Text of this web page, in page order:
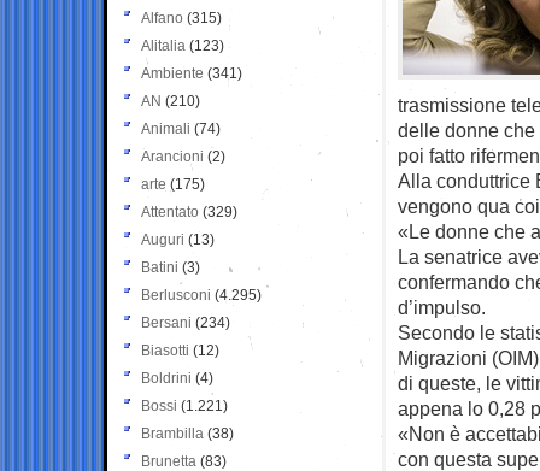
trasmissione
delle donne che
poi fatto
Alla conduttrice
vengono qua
«Le donne che
La senatrice
confermando
d’impulso.
Secondo le
Migrazioni
di queste, le
appena lo 0,28
«Non è
con questa
Alfano (315)
Alitalia (123)
Ambiente (341)
AN (210)
Animali (74)
Arancioni (2)
arte (175)
Attentato (329)
Auguri (13)
Batini (3)
Berlusconi (4.295)
Bersani (234)
Biasotti (12)
Boldrini (4)
Bossi (1.221)
Brambilla (38)
Brunetta (83)